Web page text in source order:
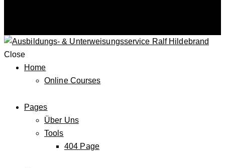
Close
Home
Online Courses
Pages
Über Uns
Tools
404 Page